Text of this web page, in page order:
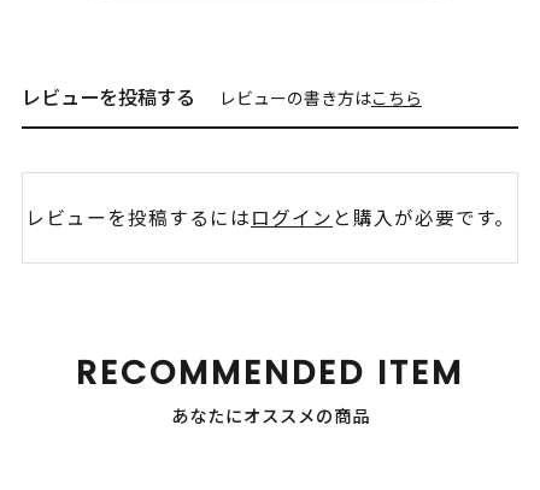
レビューを投稿する レビューの書き方はこちら
レビューを投稿するにはログイン と購入が必要です。
RECOMMENDED ITEM
あなたにオススメの商品